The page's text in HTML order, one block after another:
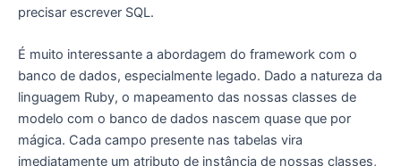
precisar escrever SQL.
É muito interessante a abordagem do framework com o
banco de dados, especialmente legado. Dado a natureza da
linguagem Ruby, o mapeamento das nossas classes de
modelo com o banco de dados nascem quase que por
mágica. Cada campo presente nas tabelas vira
imediatamente um atributo de instância de nossas classes,